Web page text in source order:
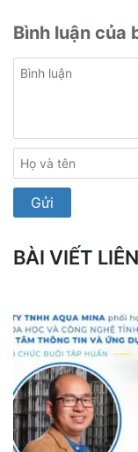
Bình luận của
BÀI VIẾT